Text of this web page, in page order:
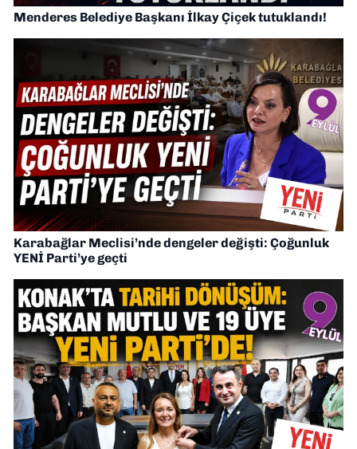
Menderes Belediye Başkanı İlkay Çiçek tutuklandı!
Karabağlar Meclisi’nde dengeler değişti: Çoğunluk
YENİ Parti’ye geçti